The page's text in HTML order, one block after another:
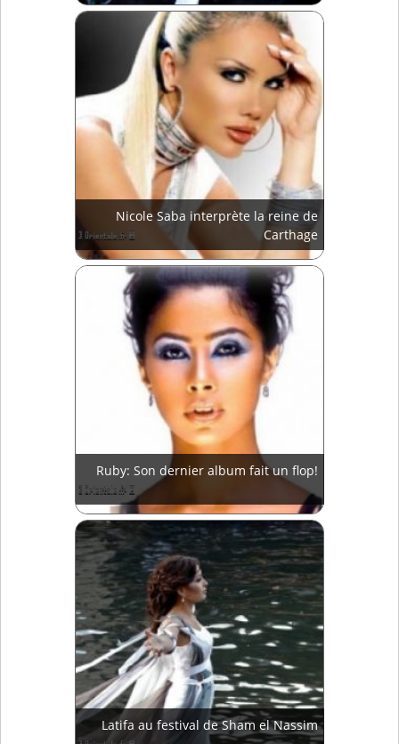
Nicole Saba interprète la reine de
Carthage
Ruby: Son dernier album fait un flop!
Latifa au festival de Sham el Nassim